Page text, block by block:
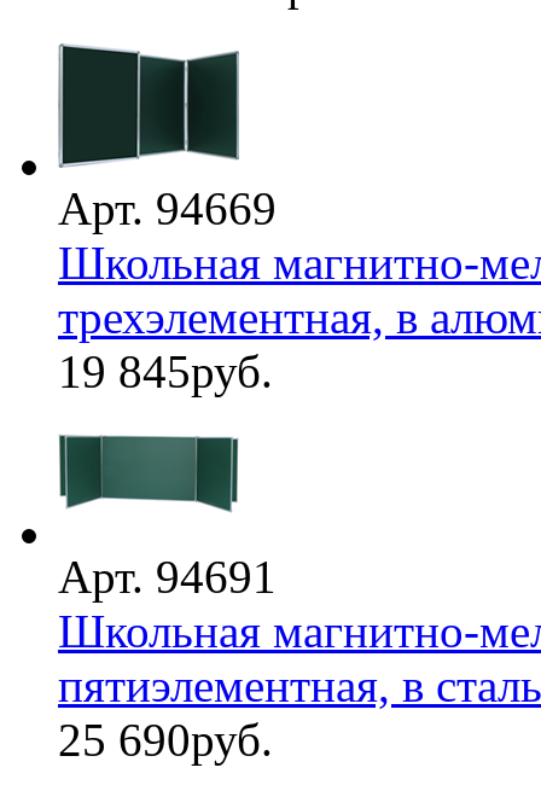
Арт. 94669
Школьная магнитно-
трехэлементная, в
19 845руб.
Арт. 94691
Школьная магнитно-
пятиэлементная, в
25 690руб.